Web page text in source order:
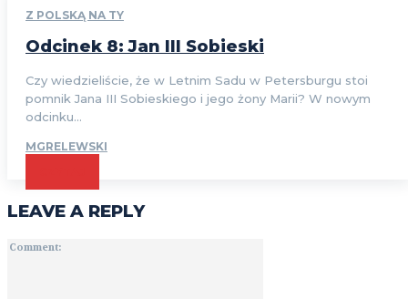
Z POLSKĄ NA TY
Odcinek 8: Jan III Sobieski
Czy wiedzieliście, że w Letnim Sadu w Petersburgu stoi
pomnik Jana III Sobieskiego i jego żony Marii? W nowym
odcinku...
MGRELEWSKI
LEAVE A REPLY